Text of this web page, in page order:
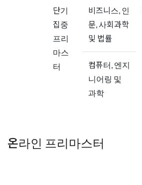
단기
집중
프리
마스
터
비즈니스, 인
문, 사회과학
및 법률
컴퓨터, 엔지
니어링 및
과학
온라인 프리마스터